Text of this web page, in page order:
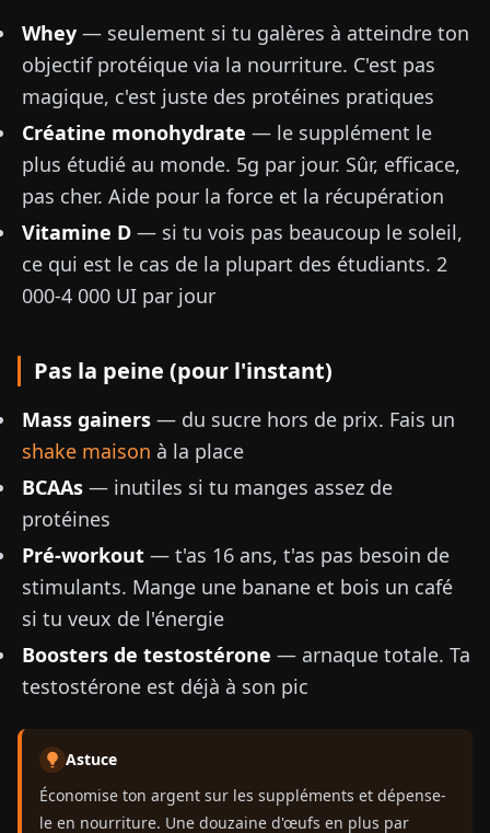
Whey — seulement si tu galères à atteindre ton
objectif protéique via la nourriture. C'est pas
magique, c'est juste des protéines pratiques
Créatine monohydrate — le supplément le
plus étudié au monde. 5g par jour. Sûr, efficace,
pas cher. Aide pour la force et la récupération
Vitamine D — si tu vois pas beaucoup le soleil,
ce qui est le cas de la plupart des étudiants. 2
000-4 000 UI par jour
Pas la peine (pour l'instant)
Mass gainers — du sucre hors de prix. Fais un
shake maison à la place
BCAAs — inutiles si tu manges assez de
protéines
Pré-workout — t'as 16 ans, t'as pas besoin de
stimulants. Mange une banane et bois un café
si tu veux de l'énergie
Boosters de testostérone — arnaque totale. Ta
testostérone est déjà à son pic
Astuce
Économise ton argent sur les suppléments et dépense-
le en nourriture. Une douzaine d'œufs en plus par